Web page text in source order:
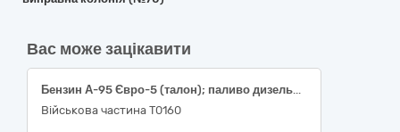
Вас може зацікавити
Бензин А-95 Євро-5 (талон); паливо дизельне ДП Євро-5 (талон)
Військова частина Т0160